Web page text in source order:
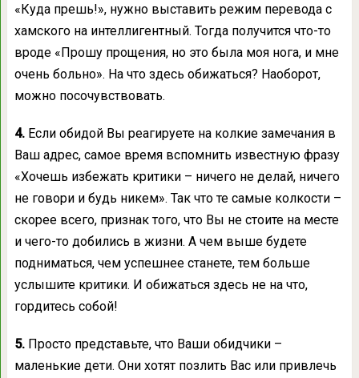
«Куда прешь!», нужно выставить режим перевода с
хамского на интеллигентный. Тогда получится что-то
вроде «Прошу прощения, но это была моя нога, и мне
очень больно». На что здесь обижаться? Наоборот,
можно посочувствовать.
4.Если обидой Вы реагируете на колкие замечания в
Ваш адрес, самое время вспомнить известную фразу
«Хочешь избежать критики – ничего не делай, ничего
не говори и будь никем». Так что те самые колкости –
скорее всего, признак того, что Вы не стоите на месте
и чего-то добились в жизни. А чем выше будете
подниматься, чем успешнее станете, тем больше
услышите критики. И обижаться здесь не на что,
гордитесь собой!
5.Просто представьте, что Ваши обидчики –
маленькие дети. Они хотят позлить Вас или привлечь